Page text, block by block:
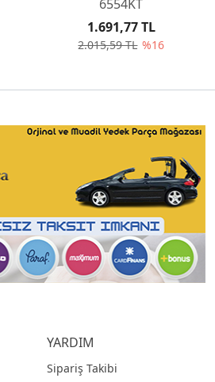
6554KT
2.015,59 TL %16
1.691,77 TL
YARDIM
Sipariş Takibi